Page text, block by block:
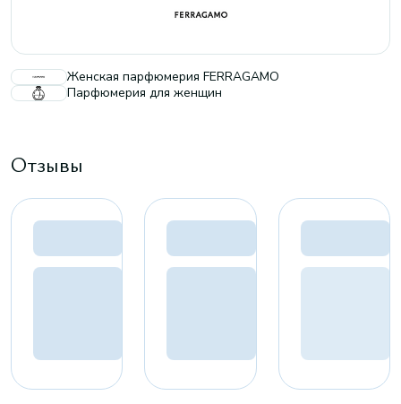
Женская парфюмерия FERRAGAMO
Парфюмерия для женщин
Отзывы